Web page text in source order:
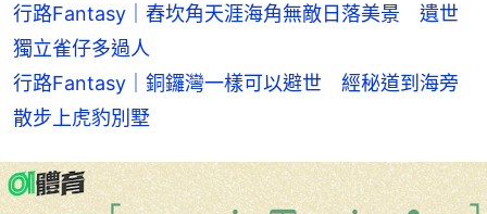
行路Fantasy｜舂坎角天涯海角無敵日落美景　遺世
獨立雀仔多過人
行路Fantasy｜銅鑼灣一樣可以避世　經秘道到海旁
散步上虎豹別墅